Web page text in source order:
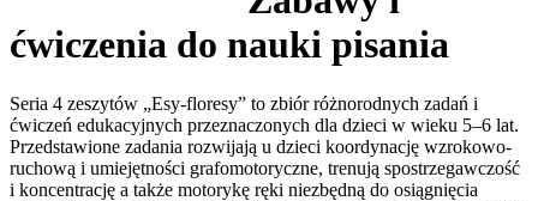
ćwiczenia do nauki pisania
Seria 4 zeszytów „Esy-floresy” to zbiór różnorodnych zadań i
ćwiczeń edukacyjnych przeznaczonych dla dzieci w wieku 5–6 lat.
Przedstawione zadania rozwijają u dzieci koordynację wzrokowo-
ruchową i umiejętności grafomotoryczne, trenują spostrzegawczość
i koncentrację a także motorykę ręki niezbędną do osiągnięcia